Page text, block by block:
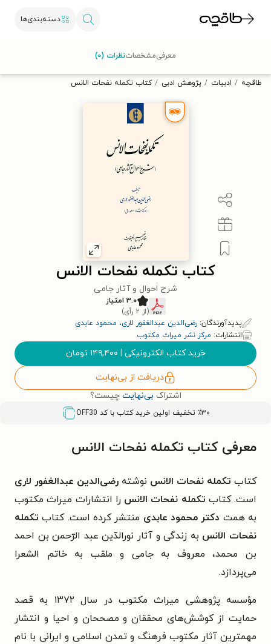
دسته‌بندی‌ها
تخفیف از طاقچه دریافت کن.
طاقچه ادبیات پژوهش ادبی کتاب تکمله نفحات الانس
کتاب تکمله نفحات الانس
شرح احوال و آثار جامی
۳.۰ امتیاز
(از ۲ رأی)
پدیدآورندگان: رضی‌الدین عبدالغفور لاری، محمود عابدی
انتشارات: مرکز نشر میراث مکتوب
خرید کتاب الکترونیکی | ۱۴۹,۴۰۰ تومان
دریافت از بی‌نهایت
اشتراک بی‌نهایت چیست؟
٪۳۰ تخفیف اولین خرید کتاب با کد OFF30
معرفیمشخصاتنظرات (۰)
معرفی کتاب تکمله نفحات الانس
کتاب تکمله نفحات الانس نوشته رضی‌الدین عبدالغفور لاری
است. کتاب تکمله نفحات الانس را انتشارات میراث مکتوب
به همت دکتر محمود عابدی منتشر کرده است. کتاب تکمله
نفحات الانس به زندگی و آثار نورالدّین عبد الرّحمن بن احمد
بن محمد، معروف به جامی و ملقب به خاتم الشعرا
می‌پردازد.
مؤسسه پژوهشی میراث مکتوب در سال ۱۳۷۲ به قصد
حمایت از کوشش‌های محققان و مصححان و احیا و انتشار
مهمترین آثار مکتوب فرهنگ و تمدن اسلامی و ایرانی با نام